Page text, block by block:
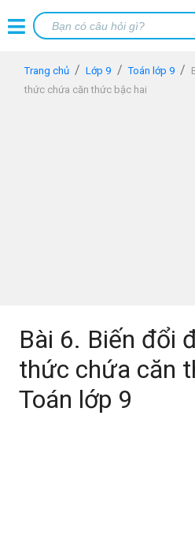
Trang chủ Lớp 9 Toán lớp 9
thức chứa căn thức bậc hai
Bài 6. Biến đổi
thức chứa căn
Toán lớp 9